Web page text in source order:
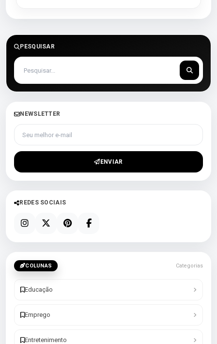
PESQUISAR
NEWSLETTER
Seu melhor e-mail
ENVIAR
REDES SOCIAIS
COLUNAS Categorias
Educação
Emprego
Entretenimento